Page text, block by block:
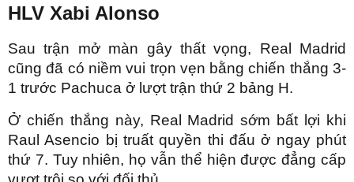
HLV Xabi Alonso
Sau trận mở màn gây thất vọng, Real Madrid
cũng đã có niềm vui trọn vẹn bằng chiến thắng 3-
1 trước Pachuca ở lượt trận thứ 2 bảng H.
Ở chiến thắng này, Real Madrid sớm bất lợi khi
Raul Asencio bị truất quyền thi đấu ở ngay phút
thứ 7. Tuy nhiên, họ vẫn thể hiện được đẳng cấp